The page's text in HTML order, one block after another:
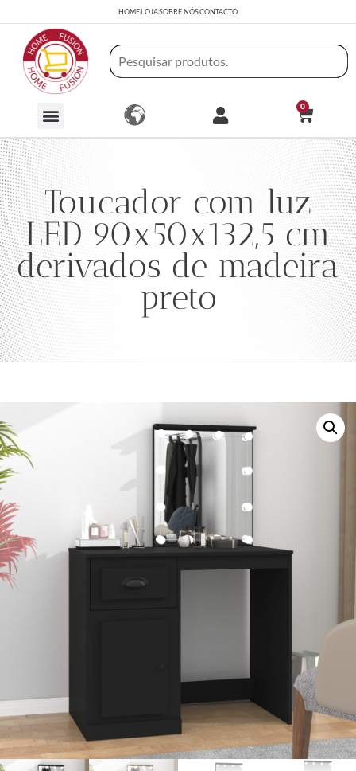
HOMELOJASOBRE NÓSCONTACTO
0
Toucador com luz
LED 90x50x132,5 cm
derivados de madeira
preto